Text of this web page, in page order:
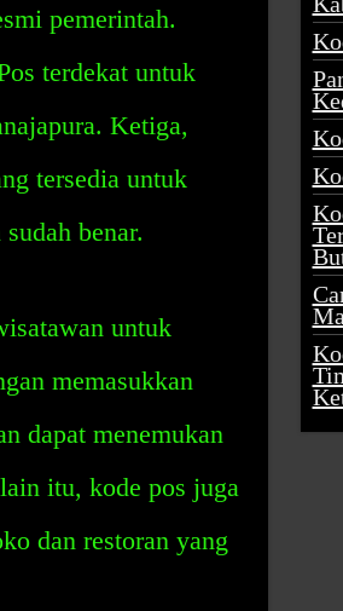
pemerintah.
terdekat untuk
Ketiga,
tersedia untuk
benar.
untuk
memasukkan
dapat menemukan
itu, kode pos juga
dan restoran yang